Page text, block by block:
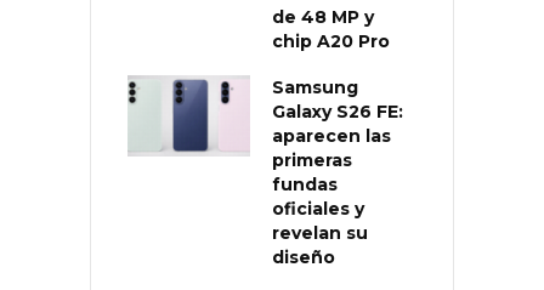
de 48 MP y
chip A20 Pro
Samsung
Galaxy S26 FE:
aparecen las
primeras
fundas
oficiales y
revelan su
diseño